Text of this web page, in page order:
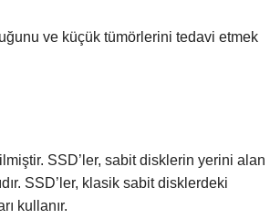
ve küçük tümörlerini tedavi etmek
SSD’ler, sabit disklerin yerini alan
SSD’ler, klasik sabit disklerdeki
kullanır.